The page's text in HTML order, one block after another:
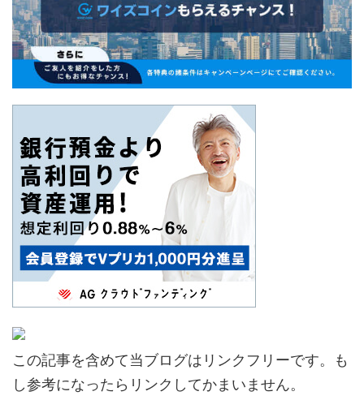
この記事を含めて当ブログはリンクフリーです。も
し参考になったらリンクしてかまいません。